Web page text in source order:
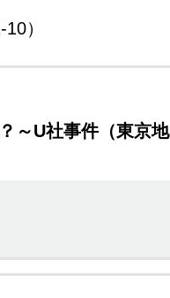
）
～U社事件（東京